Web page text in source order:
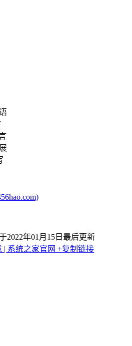
2022年01月15日最后更新
| 系统之家官网 +复制链接